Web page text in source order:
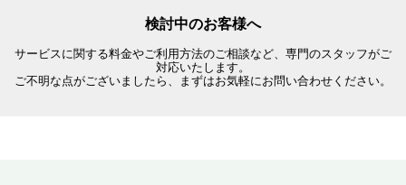
検討中のお客様へ
サービスに関する料金やご利用方法のご相談など、専門のスタッフがご
対応いたします。
ご不明な点がございましたら、まずはお気軽にお問い合わせください。